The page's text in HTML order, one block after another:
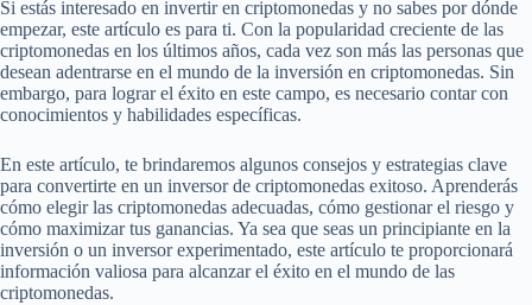
Si estás interesado en invertir en criptomonedas y no sabes por dónde
empezar, este artículo es para ti. Con la popularidad creciente de las
criptomonedas en los últimos años, cada vez son más las personas que
desean adentrarse en el mundo de la inversión en criptomonedas. Sin
embargo, para lograr el éxito en este campo, es necesario contar con
conocimientos y habilidades específicas.
En este artículo, te brindaremos algunos consejos y estrategias clave
para convertirte en un inversor de criptomonedas exitoso. Aprenderás
cómo elegir las criptomonedas adecuadas, cómo gestionar el riesgo y
cómo maximizar tus ganancias. Ya sea que seas un principiante en la
inversión o un inversor experimentado, este artículo te proporcionará
información valiosa para alcanzar el éxito en el mundo de las
criptomonedas.